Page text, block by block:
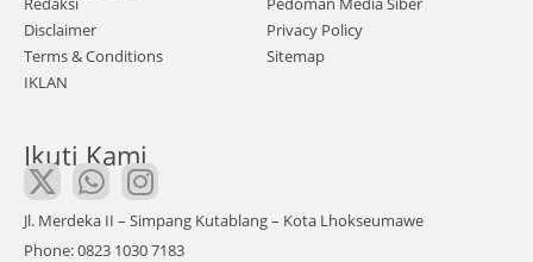
diterima, dan di
Disclaimer
Privacy Policy
Terms & Conditions
Sitemap
IKLAN
Ikuti Kami
Jl. Merdeka II – Simpang Kutablang – Kota Lhokseumawe
Phone: 0823 1030 7183